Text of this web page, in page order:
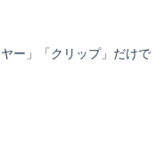
ー」「クリップ」だけで